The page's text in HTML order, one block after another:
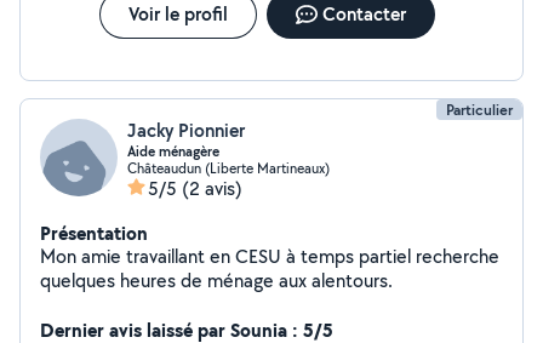
Voir le profil Contacter
Particulier
Jacky Pionnier
Aide ménagère
Châteaudun (Liberte Martineaux)
5/5 (2 avis)
Présentation
Mon amie travaillant en CESU à temps partiel recherche
quelques heures de ménage aux alentours.
Dernier avis laissé par Sounia : 5/5